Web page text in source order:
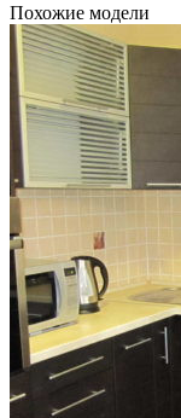
Похожие модели